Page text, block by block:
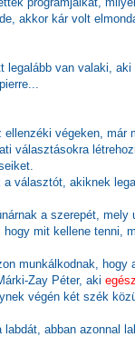
akkor kár volt
van valaki,
végeken, már
választásokra
választót, akiknek
a szerepét,
mit kellene tenni,
munkálkodnak, hogy
Zay Péter, aki
végén két szék
abban azonnal